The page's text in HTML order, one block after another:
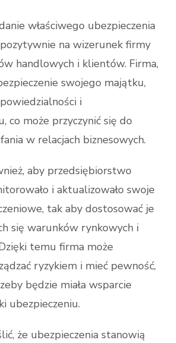
właściwego ubezpieczenia
na wizerunek firmy
handlowych i klientów. Firma,
swojego majątku,
i
co może przyczynić się do
w relacjach biznesowych.
aby przedsiębiorstwo
i aktualizowało swoje
tak aby dostosować je
się warunków rynkowych i
temu firma może
ryzykiem i mieć pewność,
będzie miała wsparcie
ubezpieczeniu.
że ubezpieczenia stanowią